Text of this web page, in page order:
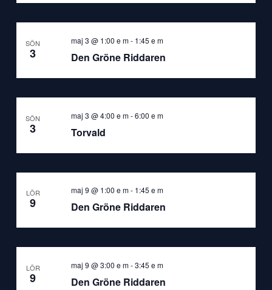
SÖN
3 Den Gröne Riddaren
maj 3 @ 1:00 e m- 1:45 e m
SÖN
3 Torvald
maj 3 @ 4:00 e m-6:00 e m
LÖR
9 Den Gröne Riddaren
maj 9 @ 1:00 e m- 1:45 e m
LÖR
9 Den Gröne Riddaren
maj 9 @ 3:00 e m-3:45 e m